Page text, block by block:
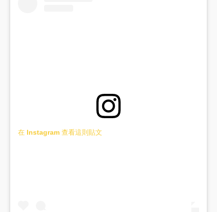
在 Instagram 查看這則貼文